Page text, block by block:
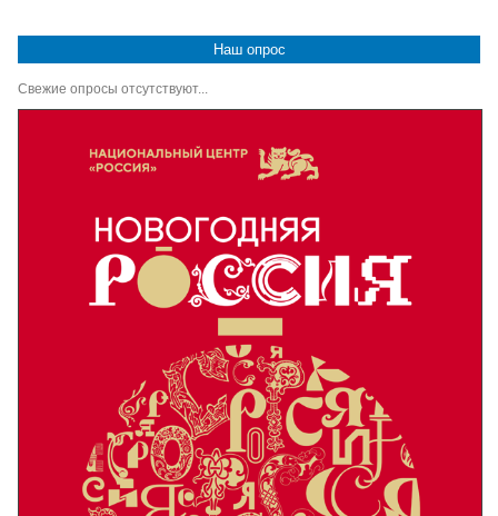
Наш опрос
Свежие опросы отсутствуют...